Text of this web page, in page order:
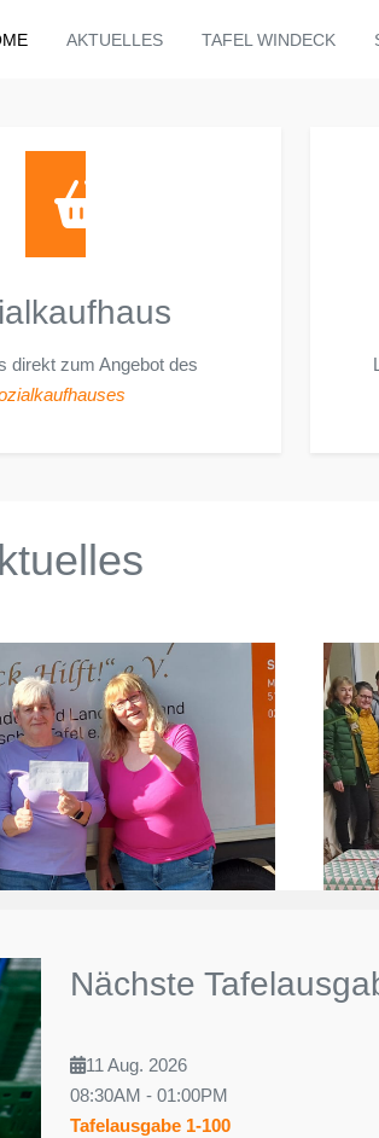
AKTUELLES TAFEL WINDECK
direkt zum Angebot des
Nächste
11 Aug. 2026
08:30AM - 01:00PM
Tafelausgabe 1-100